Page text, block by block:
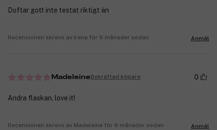
Doftar gott inte testat riktigt än
Recensionen skrevs av Irena för 6 månader sedan Anmäl
MadeleineBekräftad köpare 0
Andra flaskan, love it!
Recensionen skrevs av Madeleine för 6 månader sedan Anmäl